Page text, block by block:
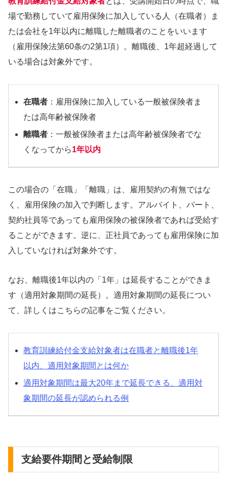
場で勤務していて雇用保険に加入している人（在職者）ま
たは会社を1年以内に離職した離職者のことをいいます
（雇用保険法第60条の2第1項）。離職後、1年超経過して
いる場合は対象外です。
在職者 ：雇用保険に加入している一般被保険者ま
たは高年齢被保険者
離職者 ：一般被保険者または高年齢被保険者でな
くなってから1年以内
この場合の「在職」「離職」は、雇用契約の有無ではな
く、雇用保険の加入で判断します。アルバイト、パート、
契約社員等であっても雇用保険の被保険者であれば受給す
ることができます。逆に、正社員であっても雇用保険に加
入していなければ対象外です。
なお、離職後1年以内の「1年」は延長することができま
す（適用対象期間の延長）。適用対象期間の延長につい
て、詳しくはこちらの記事をご覧ください。
教育訓練給付金支給対象者は在職者と離職後1年
以内、適用対象期間とは何か
適用対象期間は最大20年まで延長できる、適用対
象期間の延長が認められる例
支給要件期間と受給制限